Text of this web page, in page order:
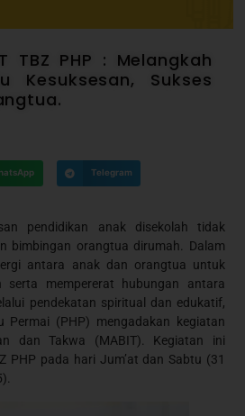
TBZ PHP : Melangkah
Kesuksesan, Sukses
Telegram
pendidikan anak disekolah tidak
bimbingan orangtua dirumah. Dalam
antara anak dan orangtua untuk
serta mempererat hubungan antara
pendekatan spiritual dan edukatif,
Permai (PHP) mengadakan kegiatan
dan Takwa (MABIT). Kegiatan ini
PHP pada hari Jum’at dan Sabtu (31